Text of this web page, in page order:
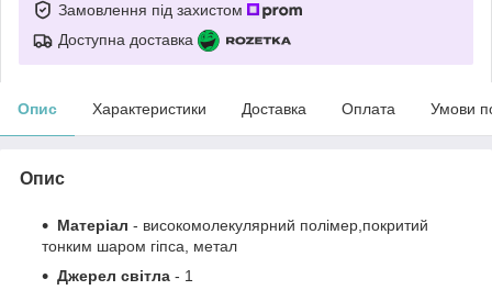
Замовлення під захистом
Доступна доставка
Опис Характеристики Доставка Оплата Умови
Опис
Матеріал - високомолекулярний полімер,покритий
тонким шаром гіпса
метал
Джерел світла - 1